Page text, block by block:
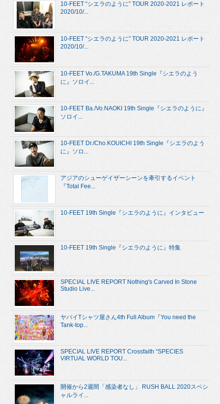
10-FEET “シエラのように” TOUR 2020-2021 レポート
2020/10/...
10-FEET “シエラのように” TOUR 2020-2021 レポート
2020/10/...
10-FEET Vo./G.TAKUMA 19th Single『シエラのよう
に』ソロイ...
10-FEET Ba./Vo.NAOKI 19th Single『シエラのように』
ソロイ...
10-FEET Dr./Cho.KOUICHI 19th Single『シエラのよう
に』ソロ...
アジアのシューゲイザーシーンを牽引するイベント
『Total Fee...
10-FEET 19th Single『シエラのように』インタビュー
10-FEET 19th Single『シエラのように』特集
SPECIAL LIVE REPORT Nothing's Carved In Stone
Studio Live...
ヤバイTシャツ屋さん4th Full Album『You need the
Tank-top...
SPECIAL LIVE REPORT Crossfaith “SPECIES
VIRTUAL WORLD TOU...
開催から2週間「感染者なし」 RUSH BALL 2020スペシ
ャルライ...